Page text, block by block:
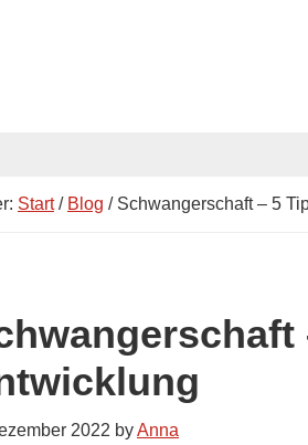
Start/ Blog / Schwangerschaft – 5
2022 byAnna